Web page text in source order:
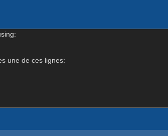
une de ces lignes: